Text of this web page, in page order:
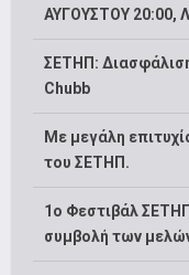
ΑΥΓΟΥΣΤΟΥ 20:00,
ΣΕΤΗΠ:
Chubb
Με μεγάλη
του ΣΕΤΗΠ.
1o Φεστιβάλ
συμβολή των